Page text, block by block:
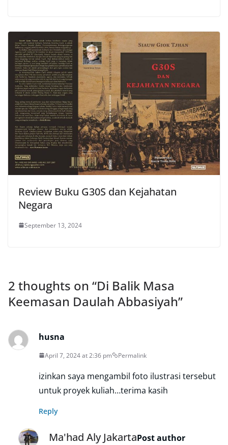
Review Buku G30S dan Kejahatan
Negara
September 13, 2024
2 thoughts on “Di Balik Masa
Keemasan Daulah Abbasiyah”
husna
April 7, 2024 at 2:36 pm Permalink
izinkan saya mengambil foto ilustrasi tersebut
untuk proyek kuliah…terima kasih
Reply
Ma'had Aly JakartaPost author